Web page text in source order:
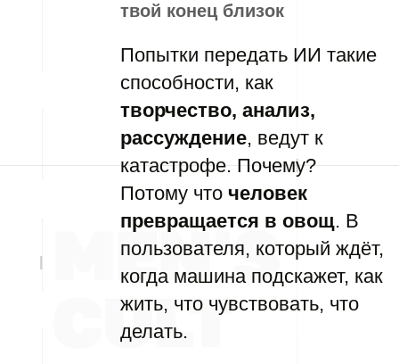
твой конец близок
Попытки передать ИИ такие
способности, как
творчество, анализ,
рассуждение, ведут к
катастрофе. Почему?
Потому что человек
превращается в овощ. В
пользователя, который ждёт,
когда машина подскажет, как
жить, что чувствовать, что
делать.